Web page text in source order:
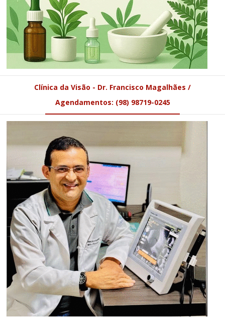
Clínica da Visão - Dr. Francisco Magalhães /
Agendamentos: (98) 98719-0245